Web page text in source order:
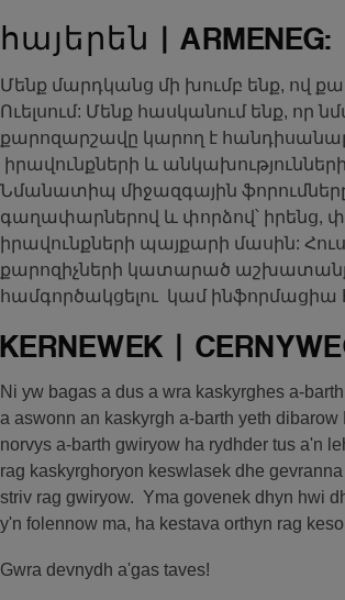
հայերեն | ARMENEG:
Մենք մարդկանց մի խումբ ենք, ով
Ուելսում: Մենք հասկանում ենք, որ
քարոզարշավը կարող է
իրավունքների և
Նմանատիպ միջազգային ֆորումները
գաղափարներով և փորձով՝ իրենց,
իրավունքների պայքարի մասին:
քարոզիչների կատարած
համգործակցելու կամ ինֆորմացիա
KERNEWEK |
Ni yw bagas a dus a wra kaskyrghes a-
a aswonn an kaskyrgh a-barth yeth
norvys a-barth gwiryow ha rydhder tus a'n
rag kaskyrghoryon keswlasek dhe
striv rag gwiryow. Yma govenek dhyn hwi
y'n folennow ma, ha kestava orthyn rag
Gwra devnydh a'gas taves!